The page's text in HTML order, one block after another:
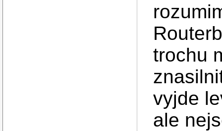
trochu
vyjde
ale